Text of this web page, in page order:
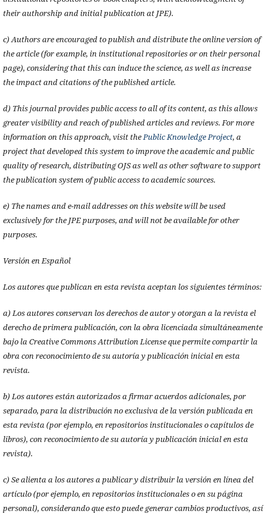
their authorship and initial publication at JPE).
c) Authors are encouraged to publish and distribute the online version of
the article (for example, in institutional repositories or on their personal
page), considering that this can induce the science, as well as increase
the impact and citations of the published article.
d) This journal provides public access to all of its content, as this allows
greater visibility and reach of published articles and reviews. For more
information on this approach, visit thePublic Knowledge Project, a
project that developed this system to improve the academic and public
quality of research, distributing OJS as well as other software to support
the publication system of public access to academic sources.
e) The names and e-mail addresses on this website will be used
exclusively for the JPE purposes, and will not be available for other
purposes.
Versión en Español
Los autores que publican en esta revista aceptan los siguientes términos:
a) Los autores conservan los derechos de autor y otorgan a la revista el
derecho de primera publicación, con la obra licenciada simultáneamente
bajo la Creative Commons Attribution License que permite compartir la
obra con reconocimiento de su autoría y publicación inicial en esta
revista.
b) Los autores están autorizados a firmar acuerdos adicionales, por
separado, para la distribución no exclusiva de la versión publicada en
esta revista (por ejemplo, en repositorios institucionales o capítulos de
libros), con reconocimiento de su autoría y publicación inicial en esta
revista).
c) Se alienta a los autores a publicar y distribuir la versión en línea del
artículo (por ejemplo, en repositorios institucionales o en su página
personal), considerando que esto puede generar cambios productivos, así